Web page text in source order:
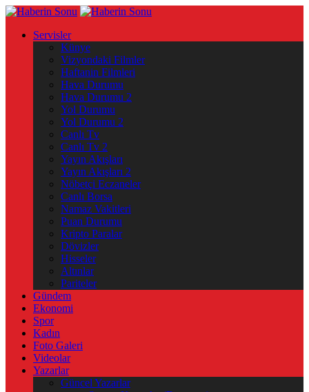
Servisler
Künye
Vizyondaki Filmler
Haftanin Filmleri
Hava Durumu
Hava Durumu 2
Yol Durumu
Yol Durumu 2
Canlı Tv
Canlı Tv 2
Yayın Akışları
Yayın Akışları 2
Nöbetçi Eczaneler
Canlı Borsa
Namaz Vakitleri
Puan Durumu
Kripto Paralar
Dövizler
Hisseler
Altınlar
Pariteler
Gündem
Ekonomi
Spor
Kadın
Foto Galeri
Videolar
Yazarlar
Güncel Yazarlar